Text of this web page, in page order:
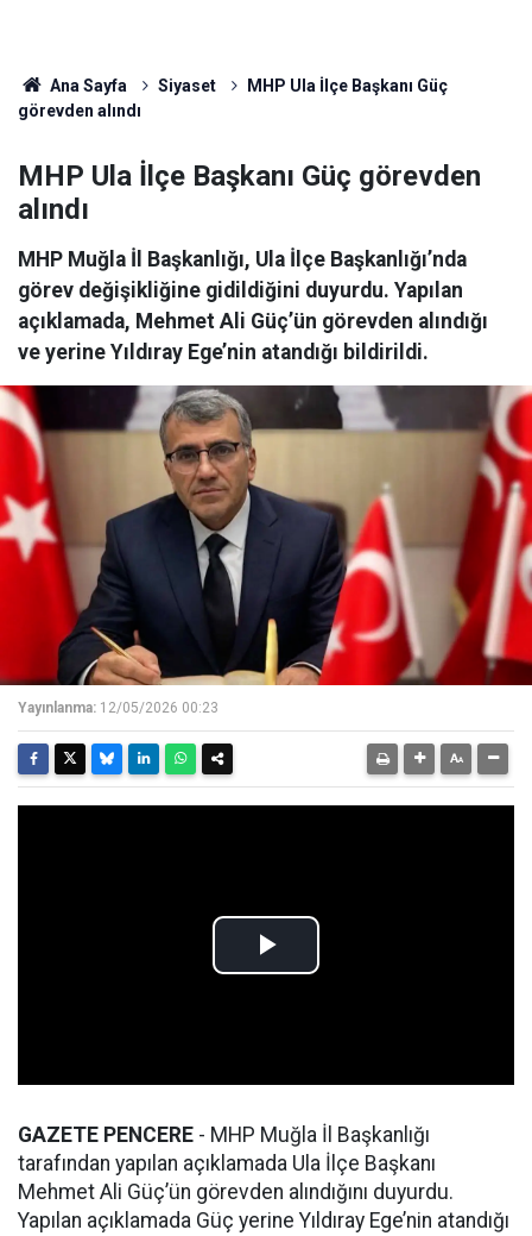
Ana Sayfa Siyaset
MHP Ula İlçe Başkanı Güç
görevden alındı
MHP Ula İlçe Başkanı Güç görevden
alındı
MHP Muğla İl Başkanlığı, Ula İlçe Başkanlığı’nda
görev değişikliğine gidildiğini duyurdu. Yapılan
açıklamada, Mehmet Ali Güç’ün görevden alındığı
ve yerine Yıldıray Ege’nin atandığı bildirildi.
Yayınlanma: 12/05/2026 00:23
GAZETE PENCERE - MHP Muğla İl Başkanlığı
tarafından yapılan açıklamada Ula İlçe Başkanı
Mehmet Ali Güç’ün görevden alındığını duyurdu.
Yapılan açıklamada Güç yerine Yıldıray Ege’nin atandığı